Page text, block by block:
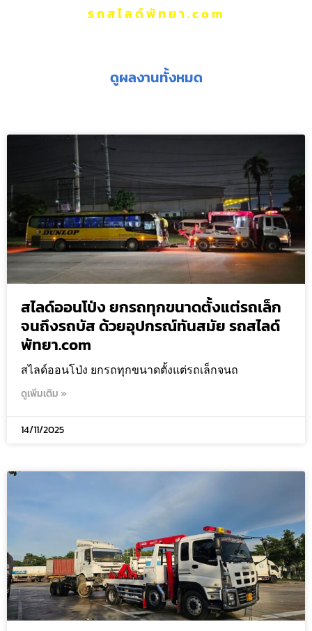
รถสไลด์พัทยา.com
ดูผลงานทั้งหมด
สไลด์ออนโป่ง ยกรถทุกขนาดตั้งแต่รถเล็ก
จนถึงรถบัส ด้วยอุปกรณ์ทันสมัย รถสไลด์
พัทยา.com
สไลด์ออนโป่ง ยกรถทุกขนาดตั้งแต่รถเล็กจนถ
ดูเพิ่มเติม »
14/11/2025